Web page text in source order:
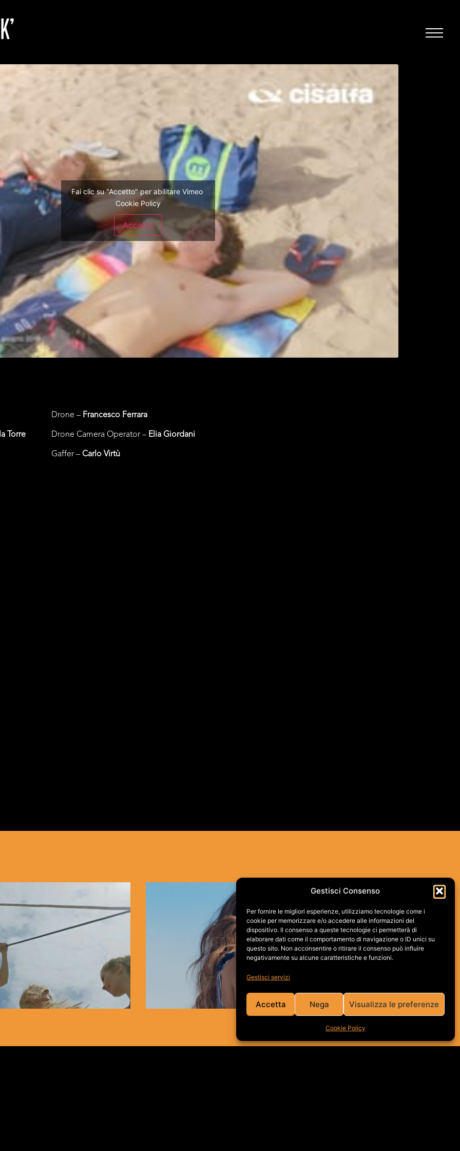
Gestisci Consenso
Per fornire le migliori esperienze, utilizziamo tecnologie come i
cookie per memorizzare e/o accedere alle informazioni del
dispositivo. Il consenso a queste tecnologie ci permetterà di
elaborare dati come il comportamento di navigazione o ID unici su
questo sito. Non acconsentire o ritirare il consenso può influire
negativamente su alcune caratteristiche e funzioni.
Gestisci servizi
Accetta Nega Visualizza le preferenze
Cookie Policy
Fai clic su "Accetto" per abilitare Vimeo
Cookie Policy
Accetto
Torre
Drone – Francesco Ferrara
Drone Camera Operator – Elia Giordani
Gaffer –Carlo Virtù
CISALFA